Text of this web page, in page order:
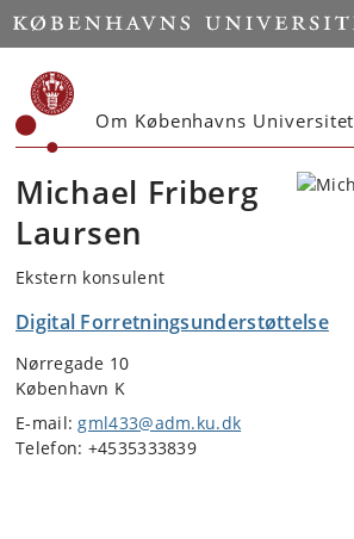
Start
Om Københavns Universitet
Michael Friberg
Laursen
Ekstern konsulent
Digital Forretningsunderstøttelse
Nørregade 10
København K
E-mail:gml433@adm.ku.dk
Telefon: +4535333839